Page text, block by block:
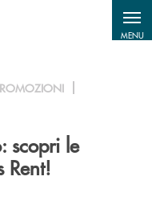
MENU
scopri le
Rent!